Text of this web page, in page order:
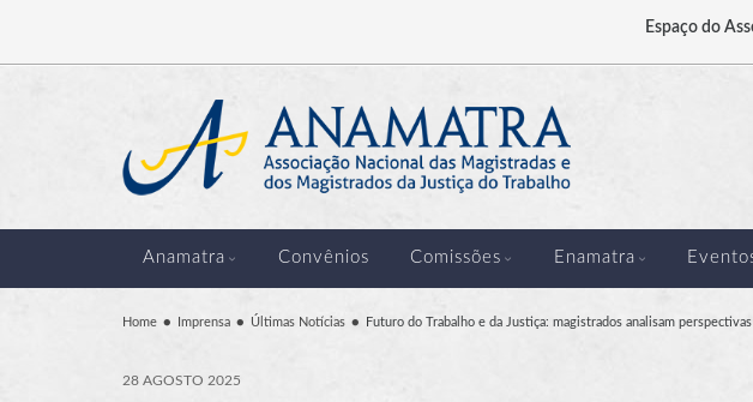
Espaço do
Anamatra Convênios Comissões Enamatra
Home Imprensa Últimas Notícias Futuro do Trabalho e da Justiça: magistrados analisam
28 AGOSTO 2025